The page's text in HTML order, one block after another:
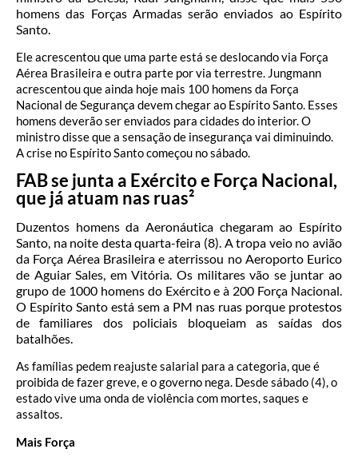
homens das Forças Armadas serão enviados ao Espírito
Santo.
Ele acrescentou que uma parte está se deslocando via Força
Aérea Brasileira e outra parte por via terrestre. Jungmann
acrescentou que ainda hoje mais 100 homens da Força
Nacional de Segurança devem chegar ao Espírito Santo. Esses
homens deverão ser enviados para cidades do interior. O
ministro disse que a sensação de insegurança vai diminuindo.
A crise no Espírito Santo começou no sábado.
FAB se junta a Exército e Força Nacional,
que já atuam nas ruas²
Duzentos homens da Aeronáutica chegaram ao Espírito
Santo, na noite desta quarta-feira (8). A tropa veio no avião
da Força Aérea Brasileira e aterrissou no Aeroporto Eurico
de Aguiar Sales, em Vitória. Os militares vão se juntar ao
grupo de 1000 homens do Exército e à 200 Força Nacional.
O Espírito Santo está sem a PM nas ruas porque protestos
de familiares dos policiais bloqueiam as saídas dos
batalhões.
As famílias pedem reajuste salarial para a categoria, que é
proibida de fazer greve, e o governo nega. Desde sábado (4), o
estado vive uma onda de violência com mortes, saques e
assaltos.
Mais Força